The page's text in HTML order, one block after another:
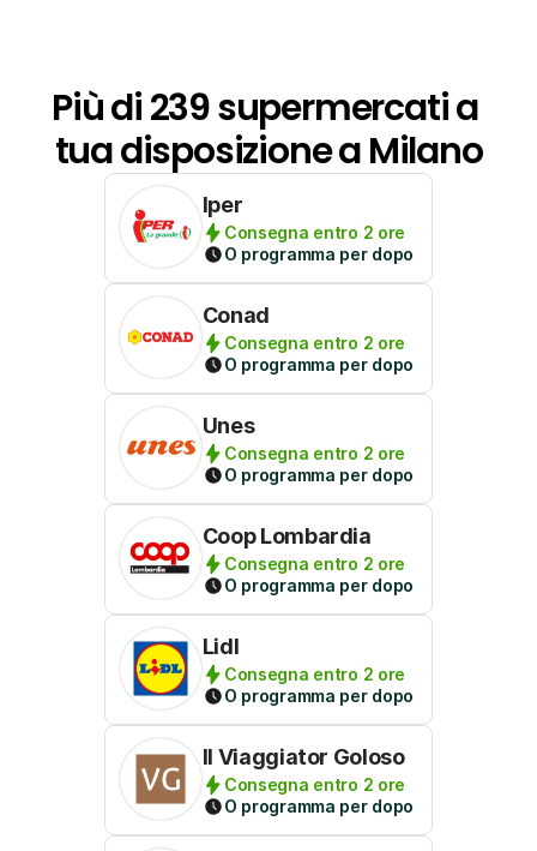
Più di 239 supermercati a
tua disposizione a Milano
Iper
Consegna entro 2 ore
O programma per dopo
Conad
Consegna entro 2 ore
O programma per dopo
Unes
Consegna entro 2 ore
O programma per dopo
Coop Lombardia
Consegna entro 2 ore
O programma per dopo
Lidl
Consegna entro 2 ore
O programma per dopo
Il Viaggiator Goloso
Consegna entro 2 ore
O programma per dopo